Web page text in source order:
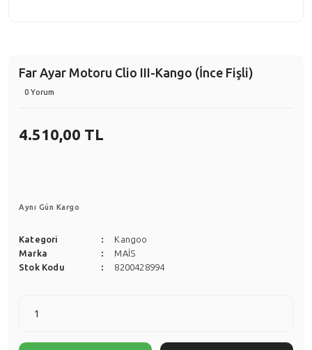
Far Ayar Motoru Clio III-Kango (İnce Fişli)
0 Yorum
4.510,00 TL
Aynı Gün Kargo
Kategori
Kangoo
Marka
MAİS
Stok Kodu
8200428994